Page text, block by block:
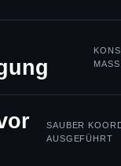
MASS
SAUBER
AUSGEFÜHRT